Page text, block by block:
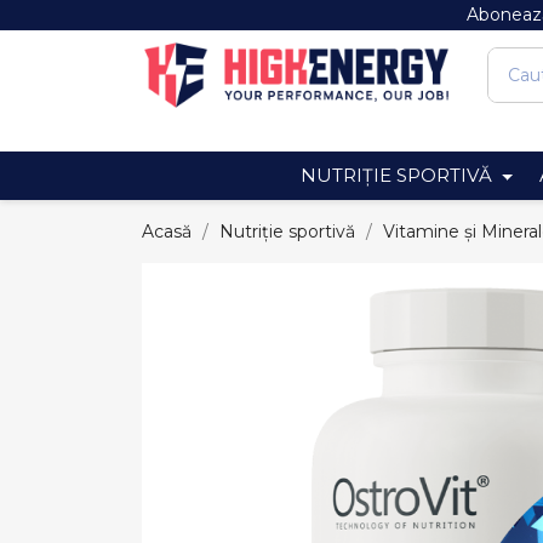
NUTRIȚIE SPORTIVĂ
Acasă Nutriție sportivă Vitamine și